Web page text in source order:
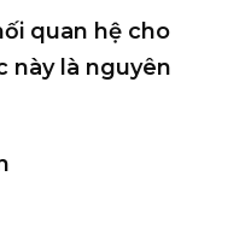
quan hệ cho
này là nguyên